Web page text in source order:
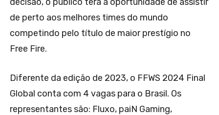
de perto aos melhores times do mundo
competindo pelo título de maior prestígio no
Free Fire.
Diferente da edição de 2023, o FFWS 2024 Final
Global conta com 4 vagas para o Brasil. Os
representantes são: Fluxo, paiN Gaming,